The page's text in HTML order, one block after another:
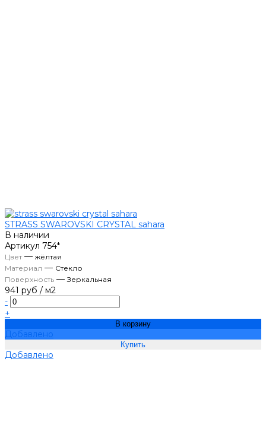
STRASS SWAROVSKI CRYSTAL sahara
В наличии
Артикул 754*
Цвет— жёлтая
Материал — Стекло
Поверхность —Зеркальная
941 руб / м2
-
+
В корзину
Добавлено
Добавлено